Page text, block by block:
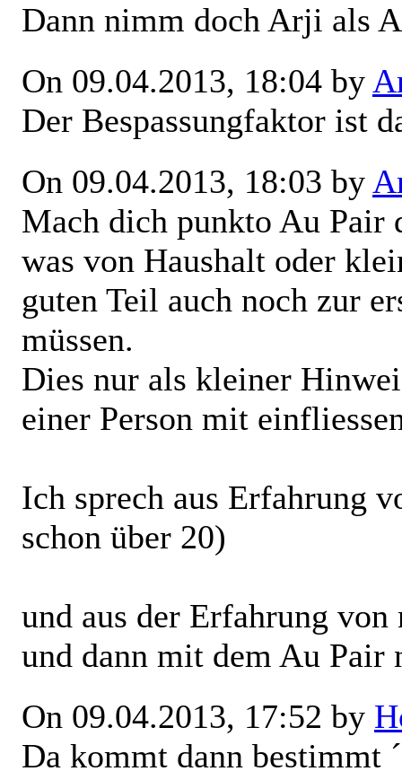
Dann nimm doch Arji als
On 09.04.2013, 18:04 by
Der Bespassungfaktor ist
On 09.04.2013, 18:03 by
Mach dich punkto Au Pair
was von Haushalt oder
guten Teil auch noch zur
müssen.
Dies nur als kleiner
einer Person mit
Ich sprech aus Erfahrung
schon über 20)
und aus der Erfahrung
und dann mit dem Au Pair
On 09.04.2013, 17:52 by
Da kommt dann bestimmt